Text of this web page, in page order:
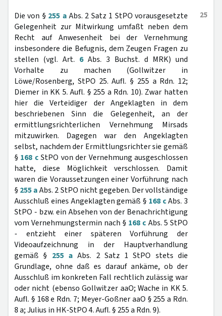
25
Die von § 255 a Abs. 2 Satz 1 StPO vorausgesetzte
Gelegenheit zur Mitwirkung umfaßt neben dem
Recht auf Anwesenheit bei der Vernehmung
insbesondere die Befugnis, dem Zeugen Fragen zu
stellen (vgl. Art. 6Abs. 3 Buchst. d MRK) und
Vorhalte zu machen (Gollwitzer in
Löwe/Rosenberg, StPO 25. Aufl. § 255 a Rdn. 12;
Diemer in KK 5. Aufl. § 255 a Rdn. 10). Zwar hatten
hier die Verteidiger der Angeklagten in dem
beschriebenen Sinn die Gelegenheit, an der
ermittlungsrichterlichen Vernehmung Mirsads
mitzuwirken. Dagegen war den Angeklagten
selbst, nachdem der Ermittlungsrichter sie gemäß
§ 168 cStPO von der Vernehmung ausgeschlossen
hatte, diese Möglichkeit verschlossen. Damit
waren die Voraussetzungen einer Vorführung nach
§ 255 aAbs. 2 StPO nicht gegeben. Der vollständige
Ausschluß eines Angeklagten gemäß § 168 cAbs. 3
StPO - bzw. ein Absehen von der Benachrichtigung
vom Vernehmungstermin nach § 168 cAbs. 5 StPO
- entzieht einer späteren Vorführung der
Videoaufzeichnung in der Hauptverhandlung
gemäß § 255 a Abs. 2 Satz 1 StPO stets die
Grundlage, ohne daß es darauf ankäme, ob der
Ausschluß im konkreten Fall rechtlich zulässig war
oder nicht (ebenso Gollwitzer aaO; Wache in KK 5.
Aufl. § 168 e Rdn. 7; Meyer-Goßner aaO § 255 a Rdn.
8 a; Julius in HK-StPO 4. Aufl. § 255 a Rdn. 9).